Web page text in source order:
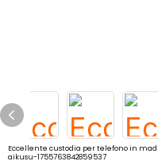
Eccellente custodia per telefono in
aikusu-1755763842859537